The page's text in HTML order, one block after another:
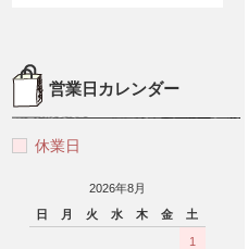
営業日カレンダー
休業日
2026年8月
日
月 火 水 木 金 土
1